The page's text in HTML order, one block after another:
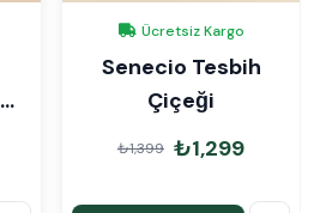
Ücretsiz Kargo
Senecio Tesbih
Çiçeği
₺1,399 ₺1,299